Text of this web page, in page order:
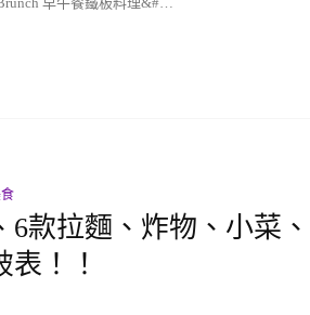
款拉麵、炸物、小菜、
！！